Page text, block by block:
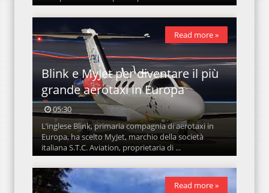
Blink e MyJet per diventare il più
grande aerotaxi in Europa
05:30
L’inglese Blink, primaria compagnia di aerotaxi in
Europa, ha scelto MyJet, marchio della società
italiana S.T.C. Aviation, proprietaria di ...
Read more »
Read more »